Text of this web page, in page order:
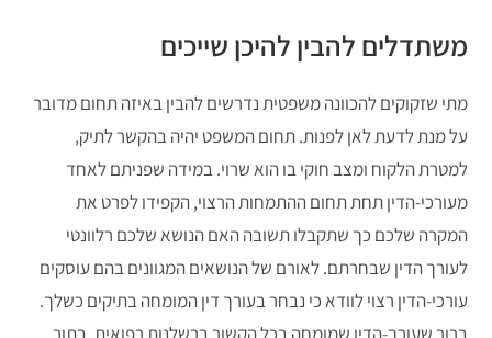
משתדלים להבין להיכן שייכים
מתי שזקוקים להכוונה משפטית נדרשים להבין באיזה תחום מדובר
על מנת לדעת לאן לפנות. תחום המשפט יהיה בהקשר לתיק,
למטרת הלקוח ומצב חוקי בו הוא שרוי. במידה שפניתם לאחד
מעורכי-הדין תחת תחום ההתמחות הרצוי, הקפידו לפרט את
המקרה שלכם כך שתקבלו תשובה האם הנושא שלכם רלוונטי
לעורך הדין שבחרתם. לאורם של הנושאים המגוונים בהם עוסקים
עורכי-הדין רצוי לוודא כי נבחר בעורך דין המומחה בתיקים כשלך.